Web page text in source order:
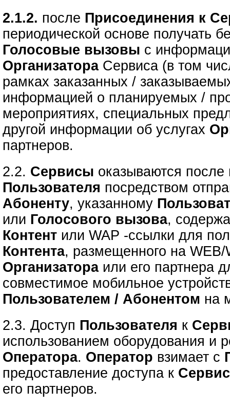
2.1.2. после Присоединения к
периодической основе получать
Голосовые вызовы с
Организатора Сервиса (в том
рамках заказанных /
информацией о планируемых /
мероприятиях, специальных
другой информации об услугах
партнеров.
2.2. Сервисы оказываются
Пользователя посредством
Абоненту, указанному
или Голосового вызова,
Контент или WAP -ссылки для
Контента, размещенного на WEB/
Организатораили его партнера
совместимое мобильное
Пользователем / Абонентом на
2.3. Доступ Пользователя к
использованием оборудования и
Оператора. Оператор взимает с
предоставление доступа к
его партнеров.